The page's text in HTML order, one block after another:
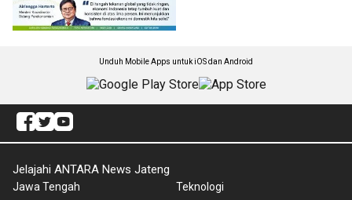
Unduh Mobile Apps untuk iOS dan Android
Jelajahi ANTARA News Jateng
Jawa Tengah
Teknologi